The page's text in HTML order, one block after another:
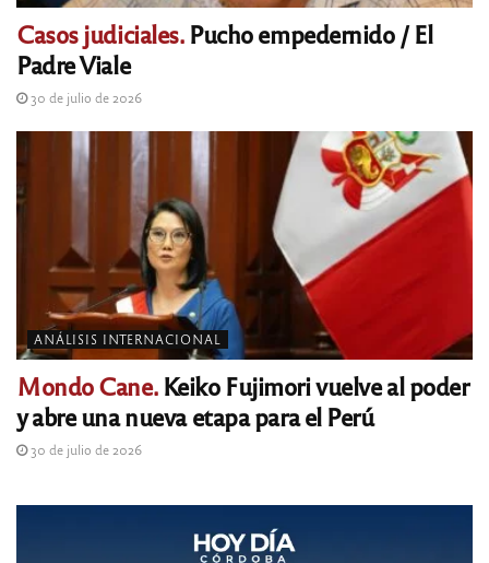
Casos judiciales.Pucho empedernido / El
Padre Viale
30 de julio de 2026
ANÁLISIS INTERNACIONAL
Mondo Cane.Keiko Fujimori vuelve al poder
y abre una nueva etapa para el Perú
30 de julio de 2026